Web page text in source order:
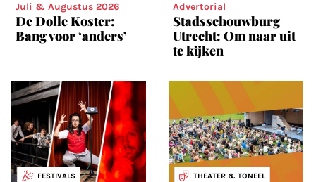
Juli & Augustus 2026
De Dolle Koster:
Bang voor ‘anders’
Advertorial
Stadsschouwburg
Utrecht: Om naar uit
te kijken
FESTIVALS THEATER & TONEEL